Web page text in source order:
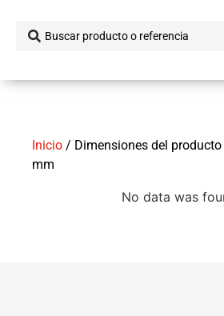
Inicio / Dimensiones del
mm
No data was